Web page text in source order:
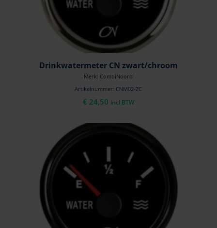
Drinkwatermeter CN zwart/chroom
Merk: CombiNoord
Artikelnummer: CNM02-ZC
€ 24,50 incl BTW